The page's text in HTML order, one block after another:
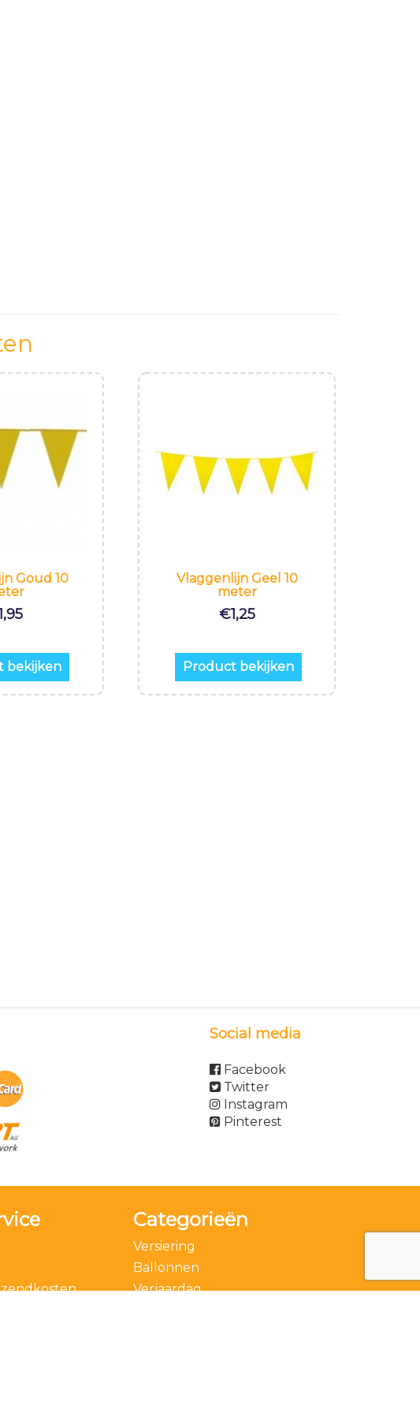
Goud 10
bekijken
Vlaggenlijn Geel 10
meter
€1,25
Product bekijken
Social media
Facebook
Twitter
Instagram
Pinterest
Categorieën
Versiering
Ballonnen
Verjaardag